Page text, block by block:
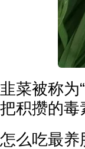
韭菜被称为
把积攒的毒
怎么吃最养